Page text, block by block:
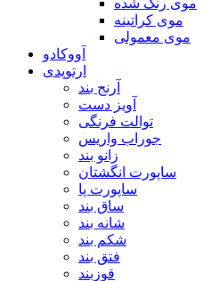
موی رنگ شده
موی کراتینه
موی معمولی
آووکادو
ارتوپدی
آرنج بند
آویز دست
توالت فرنگی
جوراب واریس
زانو بند
ساپورت انگشتان
ساپورت پا
ساق بند
شانه بند
شکم بند
فتق بند
قوزبند